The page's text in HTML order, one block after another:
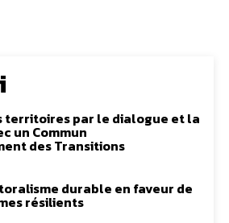
territoires par le dialogue et la
un Commun
des Transitions
durable en faveur de
résilients